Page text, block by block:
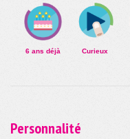
6 ans déjà Curieux
Personnalité